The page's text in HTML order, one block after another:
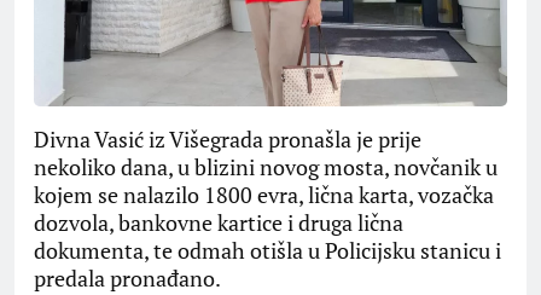
Divna Vasić iz Višegrada pronašla je prije
nekoliko dana, u blizini novog mosta, novčanik u
kojem se nalazilo 1800 evra, lična karta, vozačka
dozvola, bankovne kartice i druga lična
dokumenta, te odmah otišla u Policijsku stanicu i
predala pronađano.